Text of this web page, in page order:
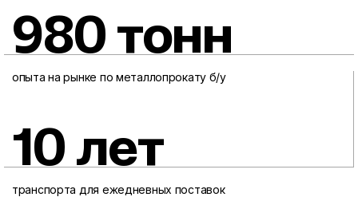
980 тонн
опыта на рынке по металлопрокату б/у
10 лет
транспорта для ежедневных поставок